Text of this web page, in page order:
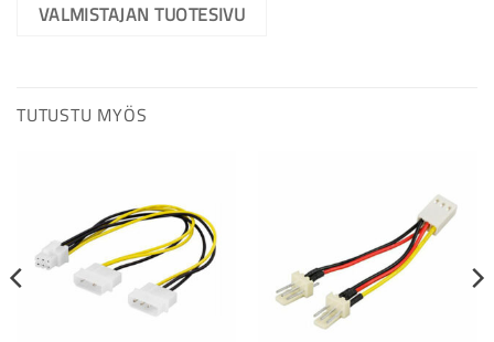
VALMISTAJAN TUOTESIVU
TUTUSTU MYÖS